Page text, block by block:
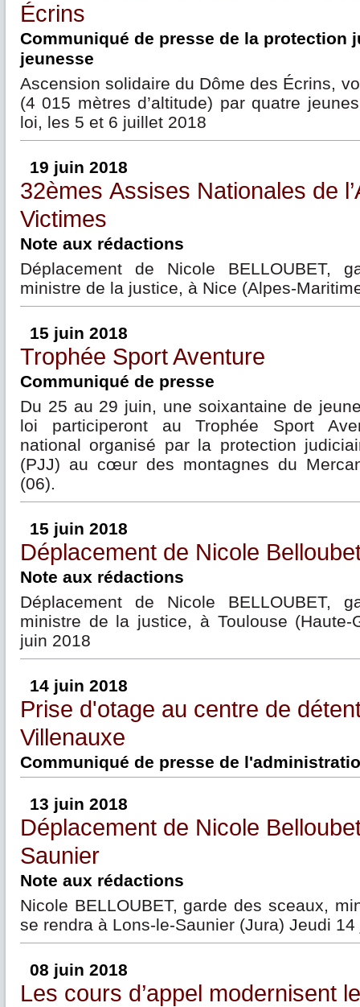
Écrins
Communiqué de presse de la protection
jeunesse
Ascension solidaire du Dôme des Écrins,
(4 015 mètres d’altitude) par quatre
loi, les 5 et 6 juillet 2018
19 juin 2018
32èmes Assises Nationales de
Victimes
Note aux rédactions
Déplacement de Nicole BELLOUBET,
ministre de la justice, à Nice (Alpes-
15 juin 2018
Trophée Sport Aventure
Communiqué de presse
Du 25 au 29 juin, une soixantaine de
loi participeront au Trophée Sport
national organisé par la protection
(PJJ) au cœur des montagnes du
(06).
15 juin 2018
Déplacement de Nicole
Note aux rédactions
Déplacement de Nicole BELLOUBET,
ministre de la justice, à Toulouse (Haute-
juin 2018
14 juin 2018
Prise d'otage au centre de
Villenauxe
Communiqué de presse de
13 juin 2018
Déplacement de Nicole
Saunier
Note aux rédactions
Nicole BELLOUBET, garde des sceaux,
se rendra à Lons-le-Saunier (Jura) Jeudi
08 juin 2018
Les cours d’appel modernisent